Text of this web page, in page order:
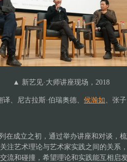
▲ 新艺见·大师讲座现场，2018
译、尼古拉斯·伯瑞奥德、侯瀚如 、张
在成立之初，通过举办讲座和对谈，
注艺术理论与艺术家实践之间的关系
流和碰撞，希望理论和实践能互相启